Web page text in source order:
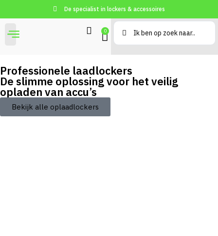
De specialist in lockers & accessoires
0
Professionele laadlockers
De slimme oplossing voor het veilig
opladen van accu’s
Bekijk alle oplaadlockers